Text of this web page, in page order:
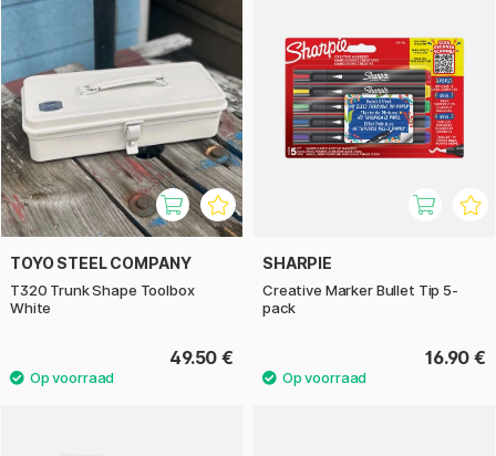
TOYO STEEL COMPANY
T320 Trunk Shape Toolbox
White
49.50 €
SHARPIE
Creative Marker Bullet Tip 5-
pack
16.90 €